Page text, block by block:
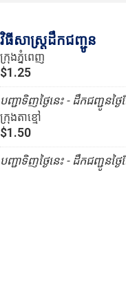
វិធីសាស្រ្តដឹកជញ្ជូន
ក្រុងភ្នំពេញ
$1.25
បញ្ជាទិញថ្ងៃនេះ - ដឹកជញ្ជូនថ្ងៃ
ក្រុងតាខ្មៅ
$1.50
បញ្ជាទិញថ្ងៃនេះ - ដឹកជញ្ជូនថ្ងៃ